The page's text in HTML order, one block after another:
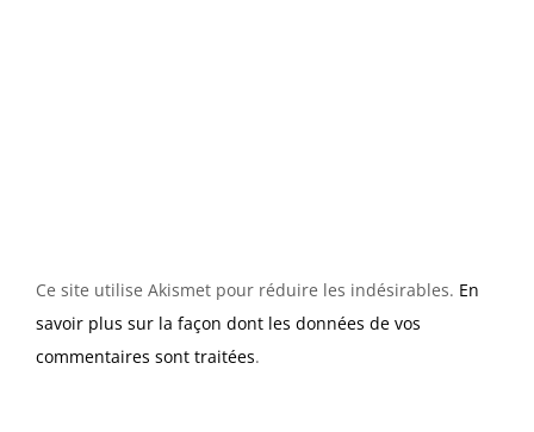
Ce site utilise Akismet pour réduire les indésirables. En
savoir plus sur la façon dont les données de vos
commentaires sont traitées.